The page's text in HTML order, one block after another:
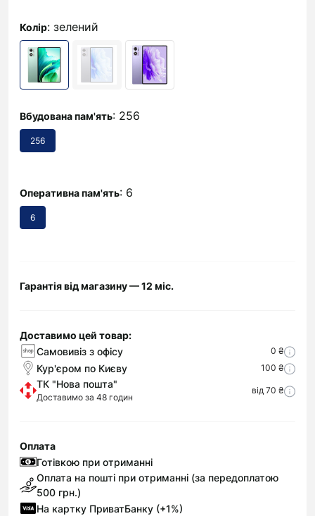
Колір: зелений
Вбудована пам'ять: 256
256
Оперативна пам'ять: 6
6
Гарантія від магазину — 12 міс.
Доставимо цей товар:
Самовивіз з офісу
0 ₴
Кур'єром по Києву 100 ₴
ТК "Нова пошта"
Доставимо за 48 годин
від 70 ₴
Оплата
Готівкою при отриманні
Оплата на пошті при отриманні (за передоплатою
500 грн.)
На картку ПриватБанку (+1%)